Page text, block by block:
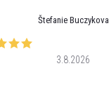
Štefanie Buczykova
3.8.2026